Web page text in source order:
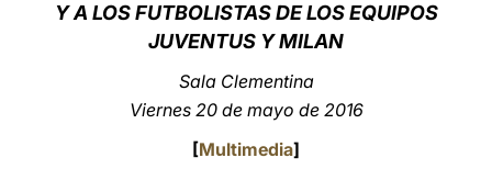
Y A LOS FUTBOLISTAS DE LOS EQUIPOS
JUVENTUS Y MILAN
Sala Clementina
Viernes 20 de mayo de 2016
[Multimedia]